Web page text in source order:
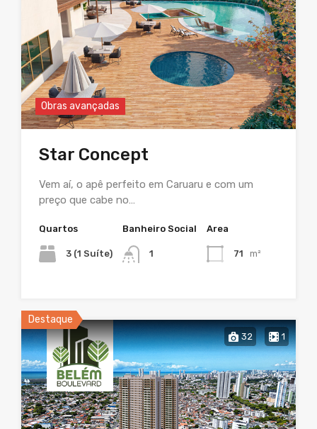
Obras avançadas
Star Concept
Vem aí, o apê perfeito em Caruaru e com um
preço que cabe no…
Quartos
3 (1 Suíte)
Banheiro Social
1
Area
71 m²
Destaque
32 1